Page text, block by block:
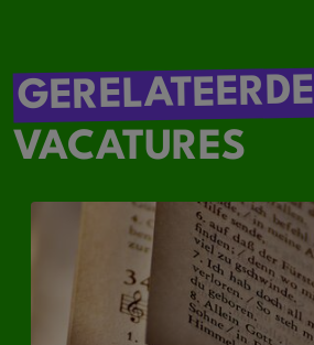
GERELATEERDE
VACATURES